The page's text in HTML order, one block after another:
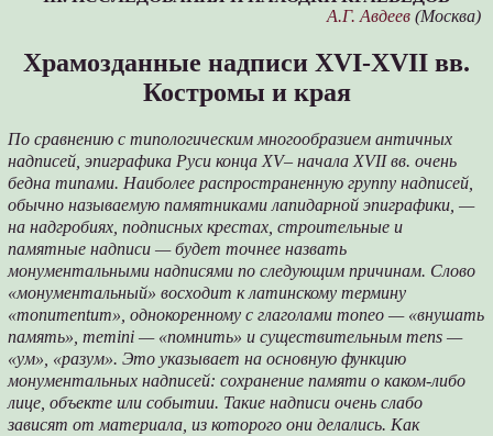
А.Г. Авдеев (Москва)
Храмозданные надписи XVI-XVII вв.
Костромы и края
По сравнению с типологическим многообразием античных
надписей, эпиграфика Руси конца XV– начала XVII вв. очень
бедна типами. Наиболее распространенную группу надписей,
обычно называемую памятниками лапидарной эпиграфики, —
на надгробиях, подписных крестах, строительные и
памятные надписи — будет точнее назвать
монументальными надписями по следующим причинам. Слово
«монументальный» восходит к латинскому термину
«monumentum», однокоренному с глаголами moneo — «внушать
память», memini — «помнить» и существительным mens —
«ум», «разум». Это указывает на основную функцию
монументальных надписей: сохранение памяти о каком-либо
лице, объекте или событии. Такие надписи очень слабо
зависят от материала, из которого они делались. Как